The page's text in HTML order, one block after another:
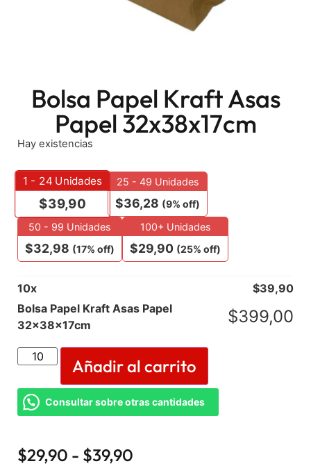
Bolsa Papel Kraft Asas
Papel 32x38x17cm
Hay existencias
1 - 24 Unidades
$39,90
25 - 49 Unidades
$36,28 (9% off)
50 - 99 Unidades
$32,98 (17% off)
100+ Unidades
$29,90 (25% off)
10x $39,90
Bolsa Papel Kraft Asas Papel
32x38x17cm
$399,00
Añadir al carrito
Consultar sobre otras cantidades
$29,90 - $39,90